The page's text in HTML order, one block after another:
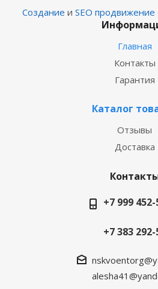
Создание и SEO продвижение
Главная
Контакты
Гарантия
Каталог
Отзывы
Доставка
+7 999 452-
+7 383